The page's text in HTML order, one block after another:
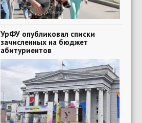
УрФУ опубликовал списки
зачисленных на бюджет
абитуриентов